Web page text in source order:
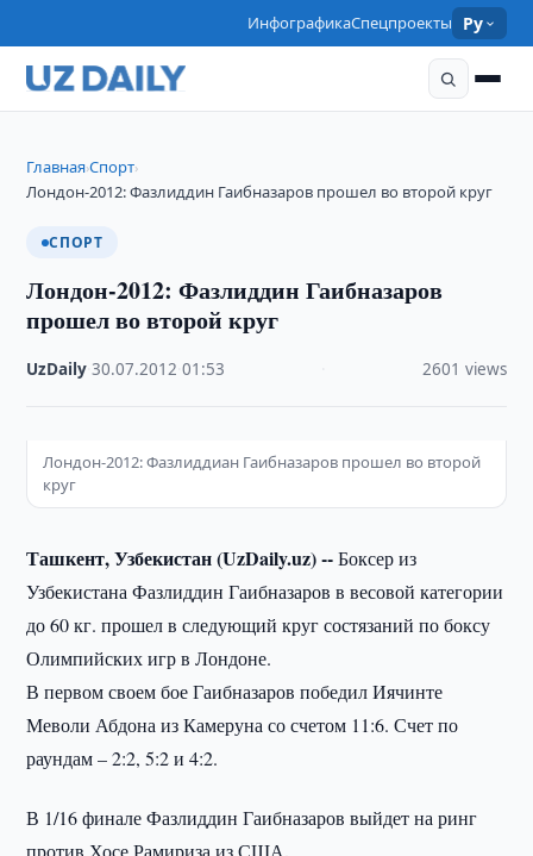
ИнфографикаСпецпроекты Ру
Главная›Спорт›
Лондон-2012: Фазлиддин Гаибназаров прошел во второй круг
СПОРТ
Лондон-2012: Фазлиддин Гаибназаров
прошел во второй круг
UzDaily ·30.07.2012 ·01:53 2601 views
Лондон-2012: Фазлиддиaн Гаибназаров прошел во второй
круг
Ташкент, Узбекистан (UzDaily.uz) --Боксер из
Узбекистана Фазлиддин Гаибназаров в весовой категории
до 60 кг. прошел в следующий круг состязаний по боксу
Олимпийских игр в Лондоне.
В первом своем бое Гаибназаров победил Иячинте
Меволи Абдона из Камеруна со счетом 11:6. Счет по
раундам – 2:2, 5:2 и 4:2.
В 1/16 финале Фазлиддин Гаибназаров выйдет на ринг
против Хосе Рамириза из США.